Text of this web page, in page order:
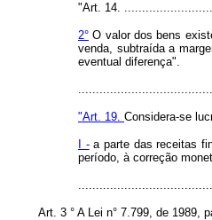
"Art. 14.
2° O valor dos bens
venda, subtraída a
eventual diferença".
"Art. 19. Considera-se
I -a parte das receitas
período, à correção
Art. 3 ° A Lei n° 7.799, de 1989,